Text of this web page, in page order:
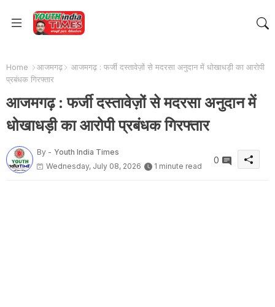
Home आजमगढ़
आजमगढ़ : फर्जी दस्तावेज़ों से मदरसा अनुदान में धोखाधड़ी का आरोपी
प्रबंधक गिरफ्तार
आजमगढ़ : फर्जी दस्तावेज़ों से मदरसा अनुदान में
धोखाधड़ी का आरोपी प्रबंधक गिरफ्तार
By - Youth India Times
Wednesday, July 08, 2026
1 minute read
0